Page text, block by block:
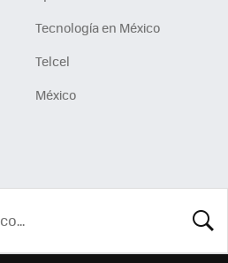
Tecnología en México
Telcel
México